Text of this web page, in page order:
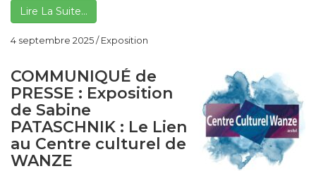
Lire La Suite…
4 septembre 2025/Exposition
COMMUNIQUÉ de
PRESSE : Exposition
de Sabine
PATASCHNIK : Le Lien
au Centre culturel de
WANZE